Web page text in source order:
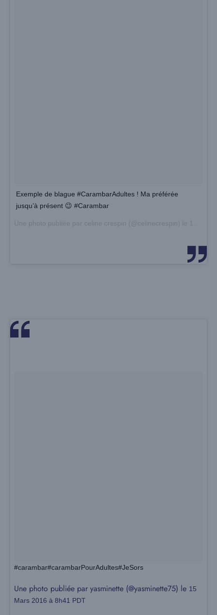
Exemple de blague #CarambarAdultes ! Ma préférée
jusqu’à présent 😉 #Carambar
Une photo publiée par celine crespin (@celinecrespin) le
#carambar#carambarPourAdultes#JeSors
Une photo publiée par yasminette (@yasminette75) le 15
Mars 2016 à 8h41 PDT